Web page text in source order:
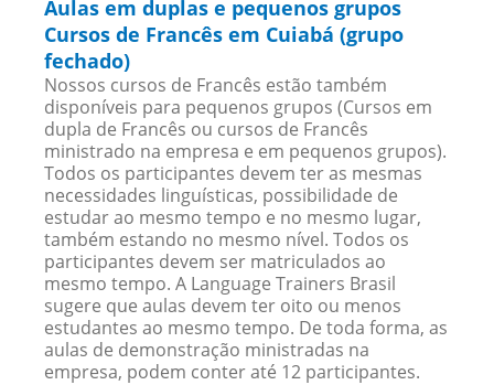
Aulas em duplas e pequenos grupos
Cursos de Francês em Cuiabá (grupo
fechado)
Nossos cursos de Francês estão também
disponíveis para pequenos grupos (Cursos em
dupla de Francês ou cursos de Francês
ministrado na empresa e em pequenos grupos).
Todos os participantes devem ter as mesmas
necessidades linguísticas, possibilidade de
estudar ao mesmo tempo e no mesmo lugar,
também estando no mesmo nível. Todos os
participantes devem ser matriculados ao
mesmo tempo. A Language Trainers Brasil
sugere que aulas devem ter oito ou menos
estudantes ao mesmo tempo. De toda forma, as
aulas de demonstração ministradas na
empresa, podem conter até 12 participantes.